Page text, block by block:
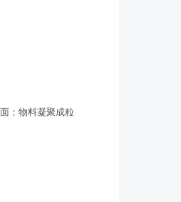
；物料凝聚成粒